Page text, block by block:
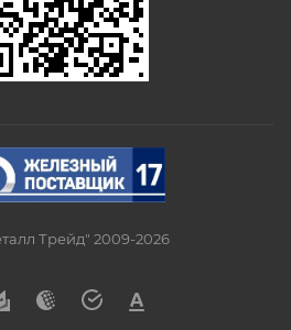
Трейд" 2009-2026